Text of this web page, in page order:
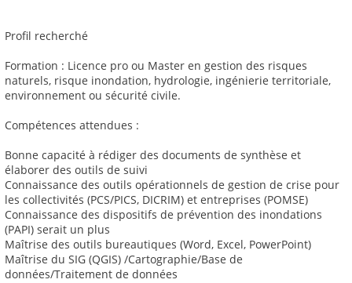
Profil recherché
Formation : Licence pro ou Master en gestion des risques
naturels, risque inondation, hydrologie, ingénierie territoriale,
environnement ou sécurité civile.
Compétences attendues :
Bonne capacité à rédiger des documents de synthèse et
élaborer des outils de suivi
Connaissance des outils opérationnels de gestion de crise pour
les collectivités (PCS/PICS, DICRIM) et entreprises (POMSE)
Connaissance des dispositifs de prévention des inondations
(PAPI) serait un plus
Maîtrise des outils bureautiques (Word, Excel, PowerPoint)
Maîtrise du SIG (QGIS) /Cartographie/Base de
données/Traitement de données